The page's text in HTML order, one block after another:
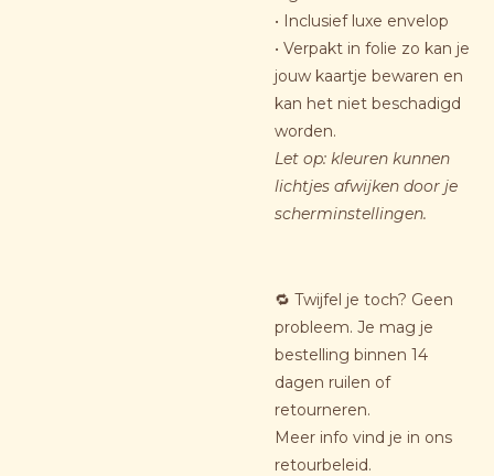
• Inclusief luxe envelop
• Verpakt in folie zo kan je
jouw kaartje bewaren en
kan het niet beschadigd
worden.
Let op: kleuren kunnen
lichtjes afwijken door je
scherminstellingen.
🔁 Twijfel je toch? Geen
probleem. Je mag je
bestelling binnen 14
dagen ruilen of
retourneren.
Meer info vind je in ons
retourbeleid.